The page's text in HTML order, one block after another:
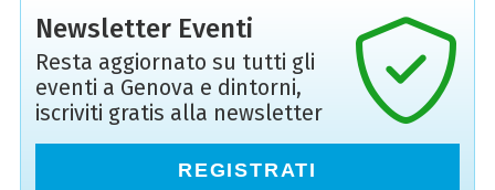
Newsletter Eventi
Resta aggiornato su tutti gli
eventi a Genova e dintorni,
iscriviti gratis alla newsletter
REGISTRATI